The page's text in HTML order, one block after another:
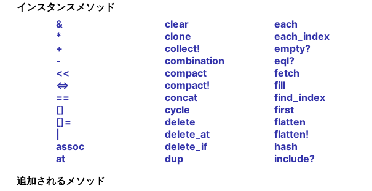
インスタンスメソッド
&
*
+
-
<<
<=>
==
[]
[]=
assoc
at
clear
clone
collect!
combination
compact
compact!
concat
cycle
delete
delete_at
delete_if
dup
each
each_index
empty?
eql?
fetch
fill
find_index
first
flatten
flatten!
hash
include?
追加されるメソッド